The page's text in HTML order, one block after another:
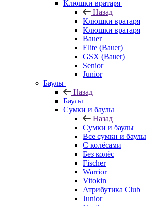
Клюшки вратаря
Назад
Клюшки вратаря
Клюшки вратаря
Bauer
Elite (Bauer)
GSX (Bauer)
Senior
Junior
Баулы
Назад
Баулы
Сумки и баулы
Назад
Сумки и баулы
Все сумки и баулы
С колёсами
Без колёс
Fischer
Warrior
Vitokin
Атрибутика Club
Junior